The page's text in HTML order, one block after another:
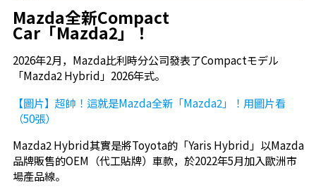
Mazda全新Compact
Car「Mazda2」！
2026年2月，Mazda比利時分公司發表了Compactモデル
「Mazda2 Hybrid」2026年式。
【圖片】超帥！這就是Mazda全新「Mazda2」！用圖片看
（50張）
Mazda2 Hybrid其實是將Toyota的「Yaris Hybrid」以Mazda
品牌販售的OEM（代工貼牌）車款，於2022年5月加入歐洲市
場產品線。